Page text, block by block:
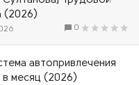
(2026)
0
автопривлечения
в месяц (2026)